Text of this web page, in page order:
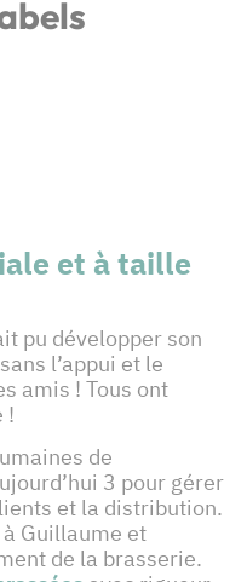
et à taille
pu développer son
l’appui et le
amis ! Tous ont
!
de
3 pour gérer
et la distribution.
Guillaume et
de la brasserie.